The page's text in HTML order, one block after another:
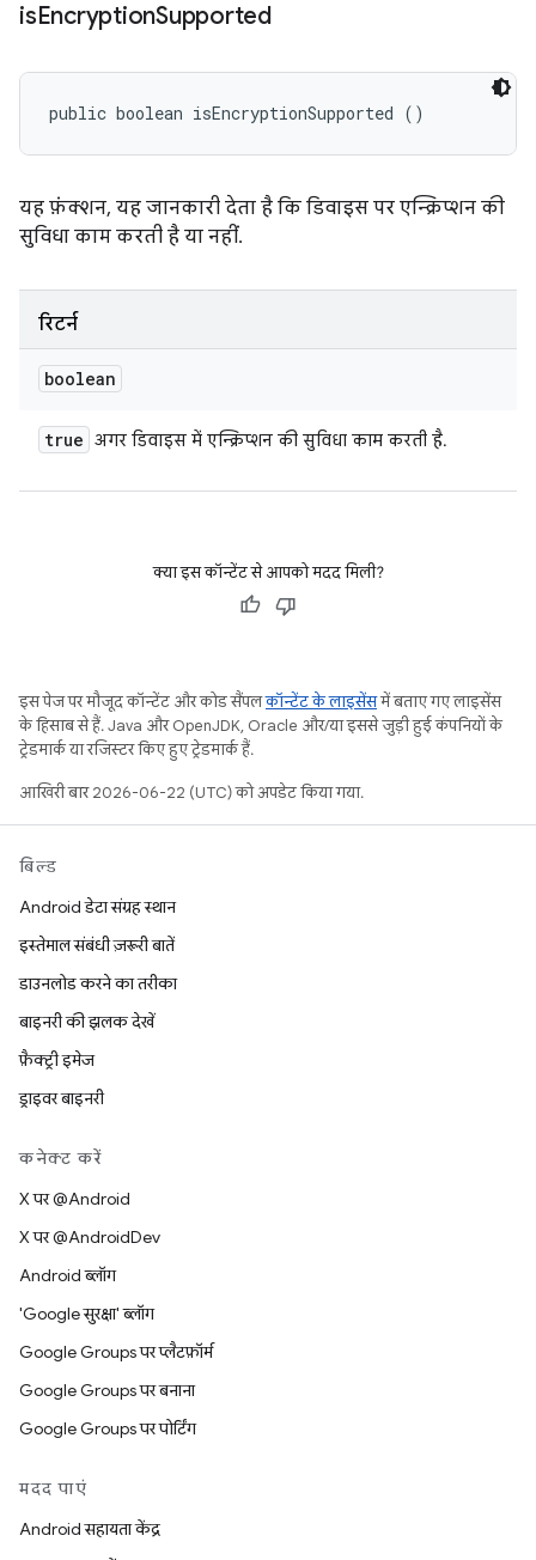
isEncryptionSupported
public boolean isEncryptionSupported ()
यह फ़ंक्शन, यह जानकारी देता है कि डिवाइस पर एन्क्रिप्शन की
सुविधा काम करती है या नहीं.
रिटर्न
boolean
true अगर डिवाइस में एन्क्रिप्शन की सुविधा काम करती है.
क्या इस कॉन्टेंट से आपको मदद मिली?
इस पेज पर मौजूद कॉन्टेंट और कोड सैंपलकॉन्टेंट के लाइसेंसमें बताए गए लाइसेंस
के हिसाब से हैं. Java और OpenJDK, Oracle और/या इससे जुड़ी हुई कंपनियों के
ट्रेडमार्क या रजिस्टर किए हुए ट्रेडमार्क हैं.
आखिरी बार 2026-06-22 (UTC) को अपडेट किया गया.
बिल्ड
Android डेटा संग्रह स्थान
इस्तेमाल संबंधी ज़रूरी बातें
डाउनलोड करने का तरीका
बाइनरी की झलक देखें
फ़ैक्ट्री इमेज
ड्राइवर बाइनरी
कनेक्ट करें
X पर @Android
X पर @AndroidDev
Android ब्लॉग
'Google सुरक्षा' ब्लॉग
Google Groups पर प्लैटफ़ॉर्म
Google Groups पर बनाना
Google Groups पर पोर्टिंग
मदद पाएं
Android सहायता केंद्र